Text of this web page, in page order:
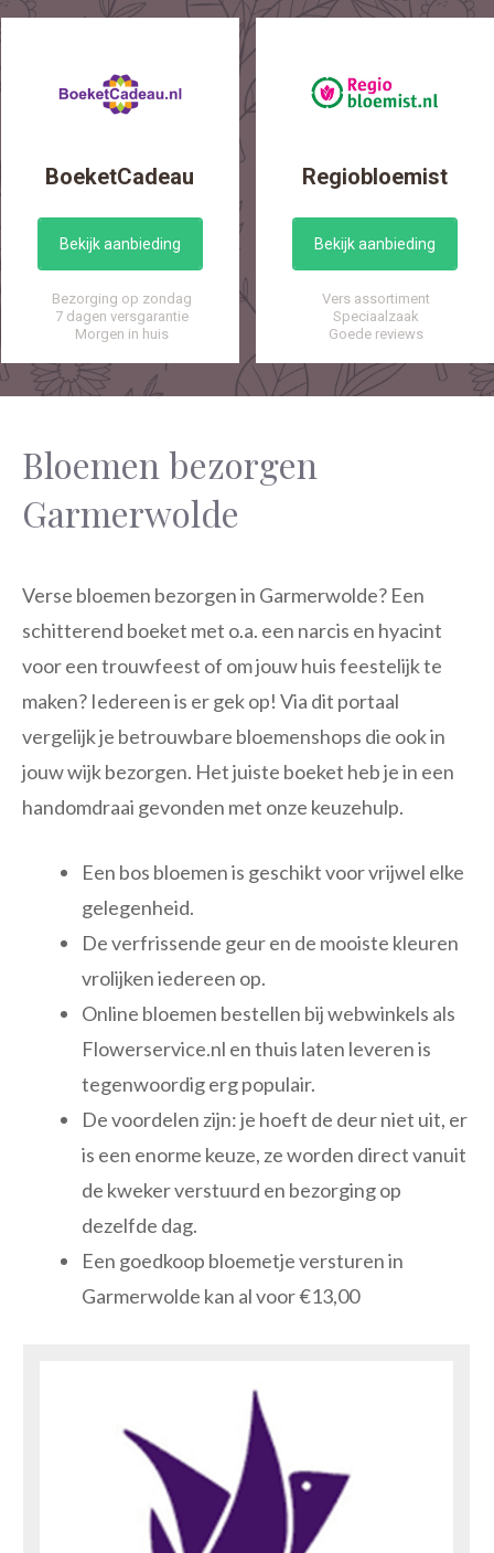
BoeketCadeau
Bekijk aanbieding
Bezorging op zondag
7 dagen versgarantie
Morgen in huis
Regiobloemist
Bekijk aanbieding
Vers assortiment
Speciaalzaak
Goede reviews
Bloemen bezorgen
Garmerwolde
Verse bloemen bezorgen in Garmerwolde? Een
schitterend boeket met o.a. een narcis en hyacint
voor een trouwfeest of om jouw huis feestelijk te
maken? Iedereen is er gek op! Via dit portaal
vergelijk je betrouwbare bloemenshops die ook in
jouw wijk bezorgen. Het juiste boeket heb je in een
handomdraai gevonden met onze keuzehulp.
Een bos bloemen is geschikt voor vrijwel elke
gelegenheid.
De verfrissende geur en de mooiste kleuren
vrolijken iedereen op.
Online bloemen bestellen bij webwinkels als
Flowerservice.nl en thuis laten leveren is
tegenwoordig erg populair.
De voordelen zijn: je hoeft de deur niet uit, er
is een enorme keuze, ze worden direct vanuit
de kweker verstuurd en bezorging op
dezelfde dag.
Een goedkoop bloemetje versturen in
Garmerwolde kan al voor €13,00